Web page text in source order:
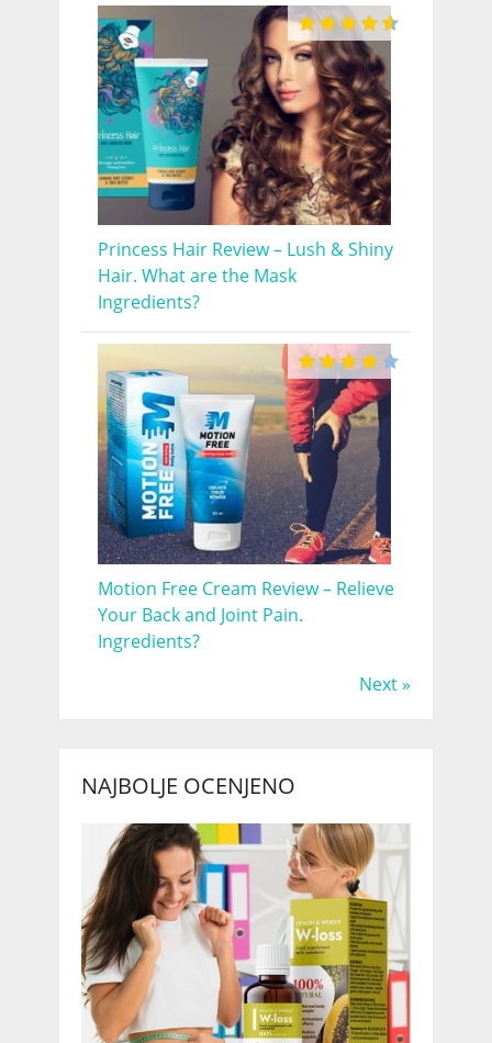
Princess Hair Review – Lush & Shiny
Hair. What are the Mask
Ingredients?
Motion Free Cream Review – Relieve
Your Back and Joint Pain.
Ingredients?
Next »
NAJBOLJE OCENJENO